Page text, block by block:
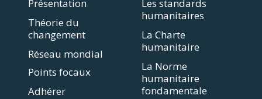
Présentation
Théorie du
changement
Réseau mondial
Points focaux
Adhérer
Les standards
humanitaires
La Charte
humanitaire
La Norme
humanitaire
fondamentale